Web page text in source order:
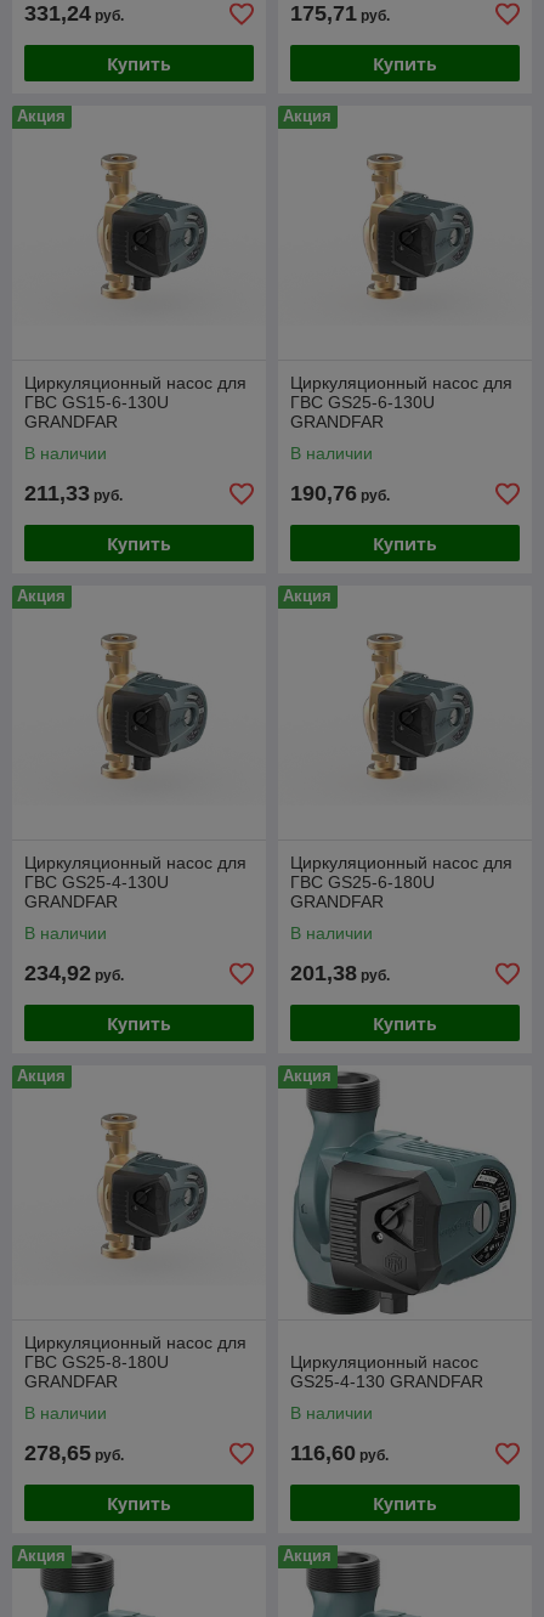
331,24 руб.
Купить
175,71 руб.
Купить
Акция
Циркуляционный насос для
ГВС GS15-6-130U
GRANDFAR
В наличии
211,33 руб.
Купить
Акция
Циркуляционный насос для
ГВС GS25-6-130U
GRANDFAR
В наличии
190,76 руб.
Купить
Акция
Циркуляционный насос для
ГВС GS25-4-130U
GRANDFAR
В наличии
234,92 руб.
Купить
Акция
Циркуляционный насос для
ГВС GS25-6-180U
GRANDFAR
В наличии
201,38 руб.
Купить
Акция
Циркуляционный насос для
ГВС GS25-8-180U
GRANDFAR
В наличии
278,65 руб.
Купить
Акция
Циркуляционный насос
GS25-4-130 GRANDFAR
В наличии
116,60 руб.
Купить
Акция Акция